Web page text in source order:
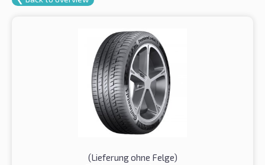
(Lieferung ohne Felge)